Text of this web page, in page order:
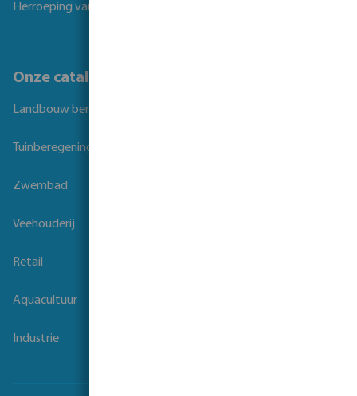
Herroeping van overeenkomst
Onze catalogi
Landbouw beregening
Tuinberegening
Zwembad
Veehouderij
Retail
Aquacultuur
Industrie